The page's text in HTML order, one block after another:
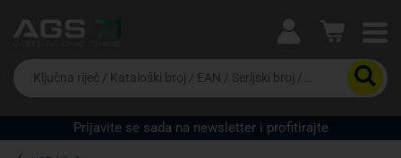
Ova postavka prilagođava asortiman proizvoda i
cijene vašim potrebama.
Da
biste
potražili
proizvod,
unesite
ključnu
Prijavite se sada na newsletter i profitirajte